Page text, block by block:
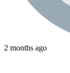
2 months ago